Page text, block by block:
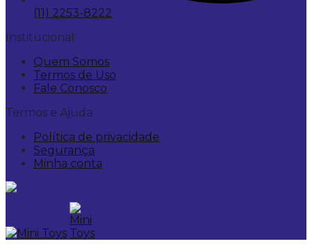
(11) 2253-8222
Institucional
Quem Somos
Termos de Uso
Fale Conosco
Termos e Ajuda
Política de privacidade
Segurança
Minha conta